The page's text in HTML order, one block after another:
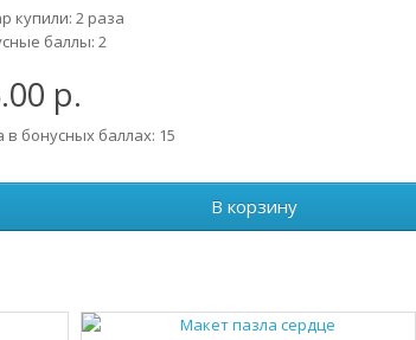
купили: 2 раза
баллы: 2
р.
в бонусных баллах: 15
В корзину